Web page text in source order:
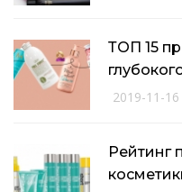
ТОП 15
2019-11-16
Рейтинг